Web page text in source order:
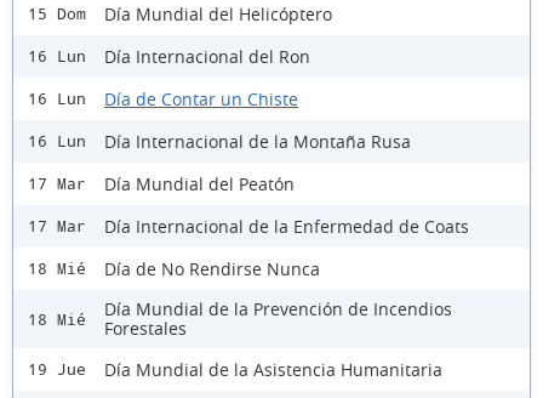
15 Dom Día Mundial del Helicóptero
16 Lun Día Internacional del Ron
16 Lun Día de Contar un Chiste
16 Lun Día Internacional de la Montaña Rusa
17 Mar Día Mundial del Peatón
17 Mar Día Internacional de la Enfermedad de Coats
18 Mié Día de No Rendirse Nunca
18 Mié
Día Mundial de la Prevención de Incendios
Forestales
19 Jue Día Mundial de la Asistencia Humanitaria